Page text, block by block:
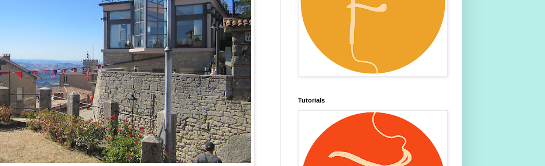
Tutorials